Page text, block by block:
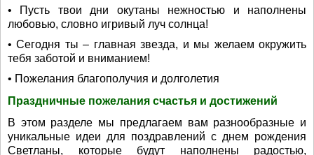
• Пусть твои дни окутаны нежностью и наполнены
любовью, словно игривый луч солнца!
• Сегодня ты – главная звезда, и мы желаем окружить
тебя заботой и вниманием!
• Пожелания благополучия и долголетия
Праздничные пожелания счастья и достижений
В этом разделе мы предлагаем вам разнообразные и
уникальные идеи для поздравлений с днем рождения
Светланы, которые будут наполнены радостью,